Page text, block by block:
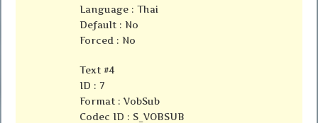
Language : Thai
Default : No
Forced : No
Text #4
ID : 7
Format : VobSub
Codec ID : S_VOBSUB